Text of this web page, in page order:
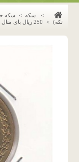
> سکه > سکه
تكه) > 250 ریال بای متال 1372